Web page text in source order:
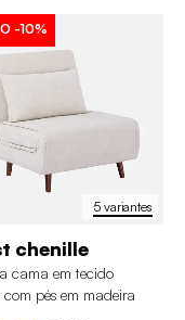
5 variantes
-10%
chenille
cama em tecido
com pés em madeira